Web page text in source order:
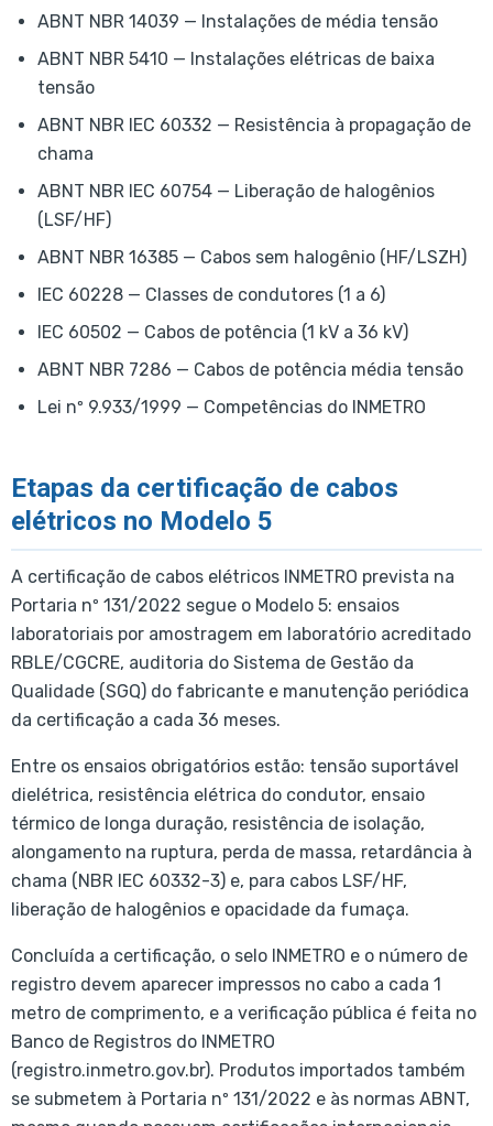
ABNT NBR 14039 — Instalações de média tensão
ABNT NBR 5410 — Instalações elétricas de baixa
tensão
ABNT NBR IEC 60332 — Resistência à propagação de
chama
ABNT NBR IEC 60754 — Liberação de halogênios
(LSF/HF)
ABNT NBR 16385 — Cabos sem halogênio (HF/LSZH)
IEC 60228 — Classes de condutores (1 a 6)
IEC 60502 — Cabos de potência (1 kV a 36 kV)
ABNT NBR 7286 — Cabos de potência média tensão
Lei nº 9.933/1999 — Competências do INMETRO
Etapas da certificação de cabos
elétricos no Modelo 5
A certificação de cabos elétricos INMETRO prevista na
Portaria nº 131/2022 segue o Modelo 5: ensaios
laboratoriais por amostragem em laboratório acreditado
RBLE/CGCRE, auditoria do Sistema de Gestão da
Qualidade (SGQ) do fabricante e manutenção periódica
da certificação a cada 36 meses.
Entre os ensaios obrigatórios estão: tensão suportável
dielétrica, resistência elétrica do condutor, ensaio
térmico de longa duração, resistência de isolação,
alongamento na ruptura, perda de massa, retardância à
chama (NBR IEC 60332-3) e, para cabos LSF/HF,
liberação de halogênios e opacidade da fumaça.
Concluída a certificação, o selo INMETRO e o número de
registro devem aparecer impressos no cabo a cada 1
metro de comprimento, e a verificação pública é feita no
Banco de Registros do INMETRO
(registro.inmetro.gov.br). Produtos importados também
se submetem à Portaria nº 131/2022 e às normas ABNT,